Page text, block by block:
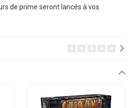
de prime seront lancés à vos